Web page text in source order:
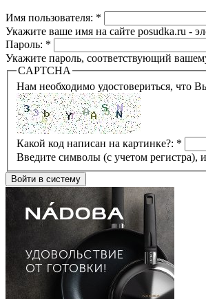
Имя пользователя: *
Укажите ваше имя на сайте posudka.ru -
Пароль: *
Укажите пароль, соответствующий
CAPTCHA
Нам необходимо удостовериться, что
Какой код написан на картинке?: *
Введите символы (с учетом регистра),